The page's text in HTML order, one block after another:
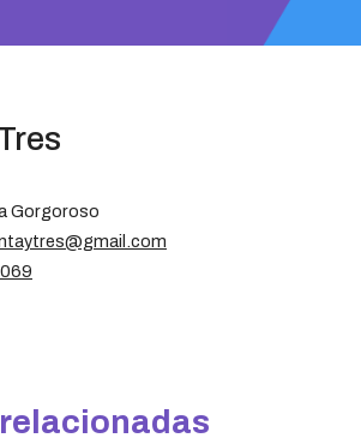
de herramientas
Gorgoroso